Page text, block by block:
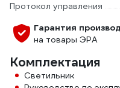
Протокол управления
Гарантия
на товары ЭРА
Комплектация
Светильник